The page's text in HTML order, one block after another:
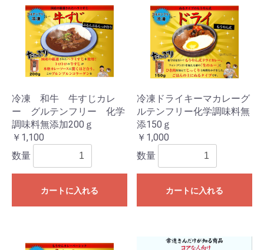
冷凍 和牛 牛すじカレ
ー グルテンフリー 化学
調味料無添加200ｇ
￥1,100
数量
カートに入れる
冷凍ドライキーマカレーグ
ルテンフリー化学調味料無
添150ｇ
￥1,000
数量
カートに入れる